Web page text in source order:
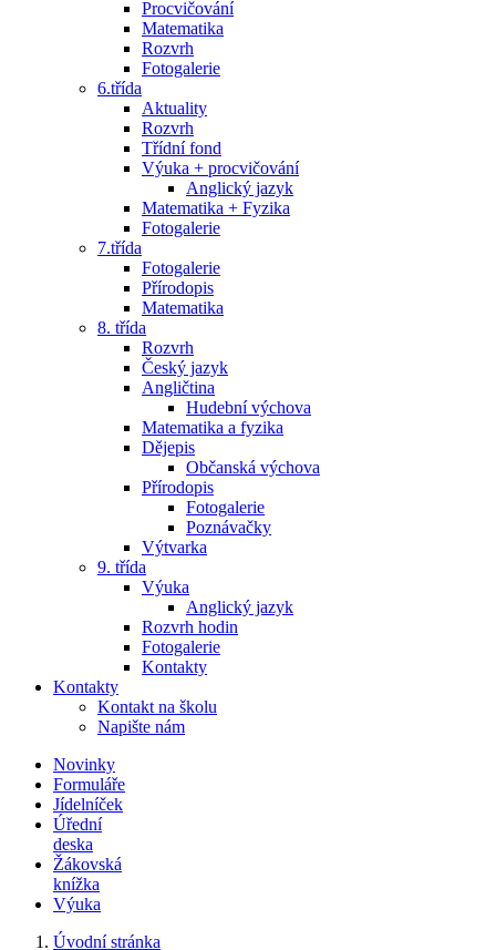
Procvičování
Matematika
Rozvrh
Fotogalerie
6.třída
Aktuality
Rozvrh
Třídní fond
Výuka + procvičování
Anglický jazyk
Matematika + Fyzika
Fotogalerie
7.třída
Fotogalerie
Přírodopis
Matematika
8. třída
Rozvrh
Český jazyk
Angličtina
Hudební výchova
Matematika a fyzika
Dějepis
Občanská výchova
Přírodopis
Fotogalerie
Poznávačky
Výtvarka
9. třída
Výuka
Anglický jazyk
Rozvrh hodin
Fotogalerie
Kontakty
Kontakty
Kontakt na školu
Napište nám
Novinky
Formuláře
Jídelníček
Úřední
deska
Žákovská
knížka
Výuka
Úvodní stránka